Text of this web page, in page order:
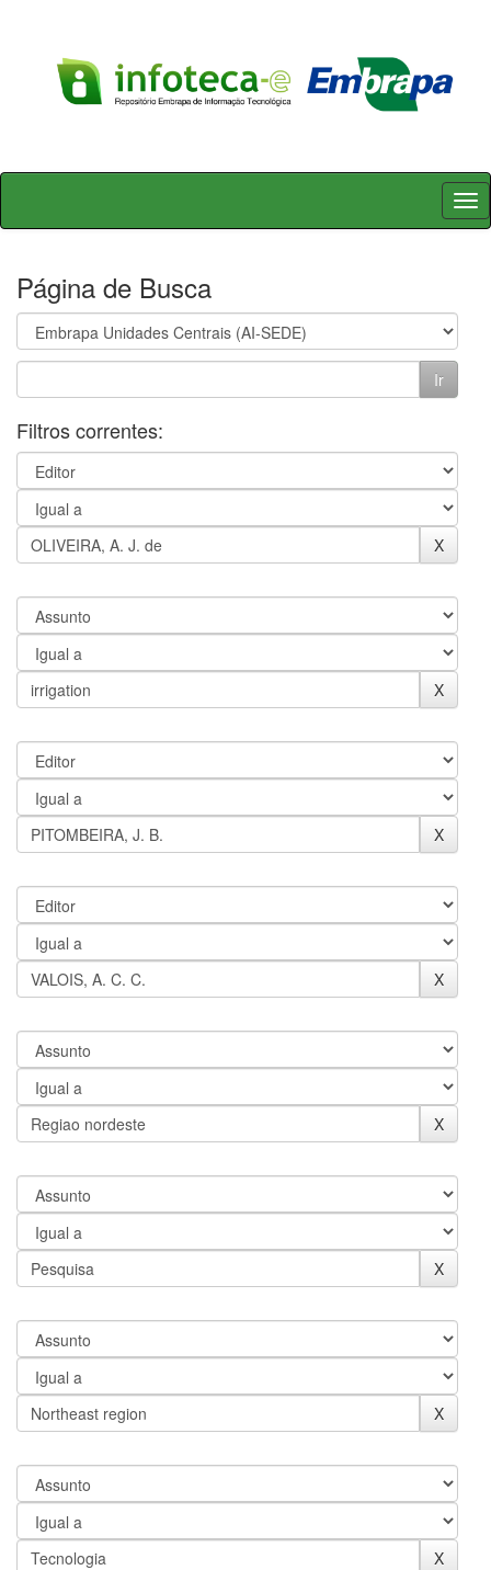
Skip
Página de Busca
Filtros correntes: